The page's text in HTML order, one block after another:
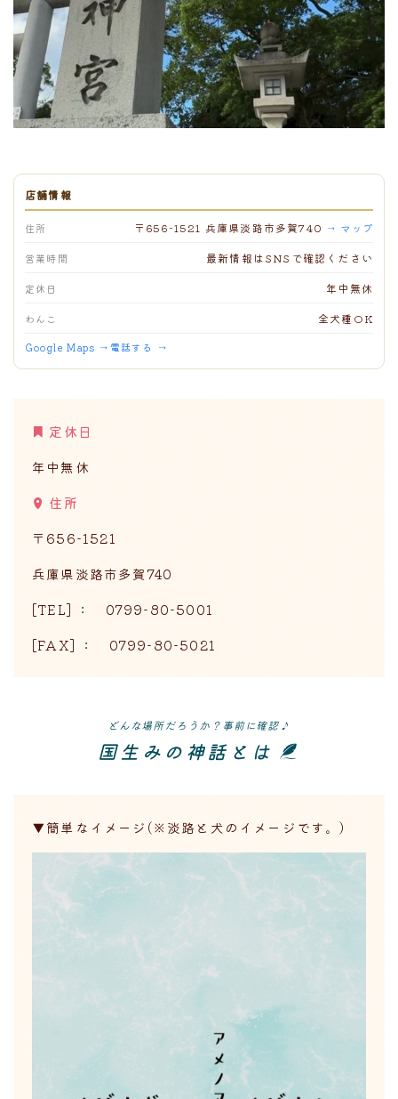
店舗情報
住所 〒656-1521 兵庫県淡路市多賀740 → マップ
営業時間 最新情報はSNSで確認ください
定休日 年中無休
わんこ 全犬種OK
Google Maps → 電話する →
定休日
年中無休
住所
〒656-1521
兵庫県淡路市多賀740
[TEL] ： 0799-80-5001
[FAX] ： 0799-80-5021
どんな場所だろうか？事前に確認♪
国生みの神話とは
▼簡単なイメージ(※淡路と犬のイメージです。)